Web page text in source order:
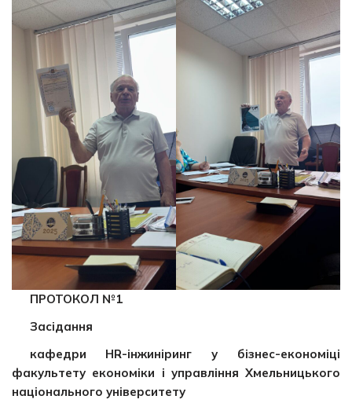
ПРОТОКОЛ №1
Засідання
кафедри HR-інжиніринг у бізнес-економіці
факультету економіки і управління Хмельницького
національного університету